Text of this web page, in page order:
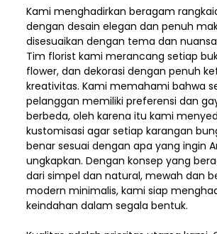
Kami menghadirkan beragam
dengan desain elegan dan penuh
disesuaikan dengan tema dan
Tim florist kami merancang setiap
flower, dan dekorasi dengan penuh
kreativitas. Kami memahami bahwa
pelanggan memiliki preferensi dan
berbeda, oleh karena itu kami
kustomisasi agar setiap karangan
benar sesuai dengan apa yang ingin
ungkapkan. Dengan konsep yang
dari simpel dan natural, mewah dan
modern minimalis, kami siap
keindahan dalam segala bentuk.